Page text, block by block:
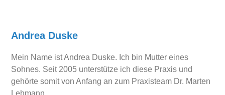
Andrea Duske
Mein Name ist Andrea Duske. Ich bin Mutter eines
Sohnes. Seit 2005 unterstütze ich diese Praxis und
gehörte somit von Anfang an zum Praxisteam Dr. Marten
Lehmann.